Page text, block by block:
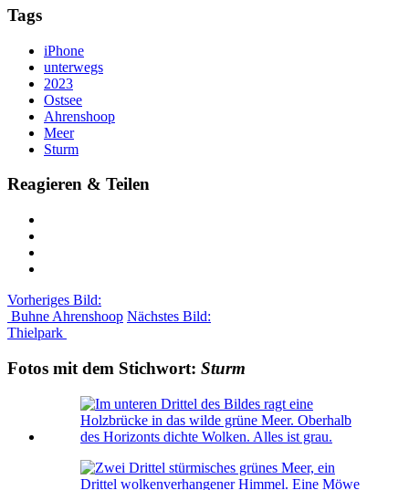
Tags
iPhone
unterwegs
2023
Ostsee
Ahrenshoop
Meer
Sturm
Reagieren & Teilen
Vorheriges Bild:
Buhne Ahrenshoop Nächstes Bild:
Thielpark
Fotos mit dem Stichwort: Sturm